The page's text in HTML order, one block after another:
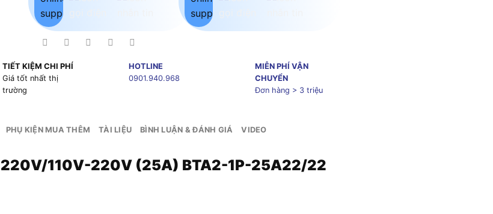
TIẾT KIỆM CHI PHÍ
Giá tốt nhất thị
trường
HOTLINE
0901.940.968
MIỄN PHÍ VẬN
CHUYỂN
Đơn hàng > 3 triệu
PHỤ KIỆN MUA THÊM TÀI LIỆU BÌNH LUẬN & ĐÁNH GIÁ VIDEO
220V/110V-220V (25A) BTA2-1P-25A22/22